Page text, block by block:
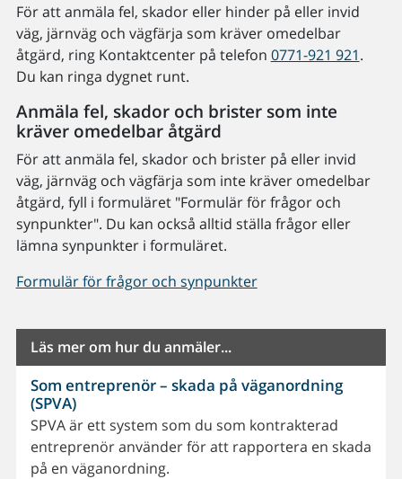
För att anmäla fel, skador eller hinder på eller invid
väg, järnväg och vägfärja som kräver omedelbar
åtgärd, ring Kontaktcenter på telefon 0771-921 921.
Du kan ringa dygnet runt.
Anmäla fel, skador och brister som inte
kräver omedelbar åtgärd
För att anmäla fel, skador och brister på eller invid
väg, järnväg och vägfärja som inte kräver omedelbar
åtgärd, fyll i formuläret "Formulär för frågor och
synpunkter". Du kan också alltid ställa frågor eller
lämna synpunkter i formuläret.
Formulär för frågor och synpunkter
Läs mer om hur du anmäler...
Som entreprenör – skada på väganordning
(SPVA)
SPVA är ett system som du som kontrakterad
entreprenör använder för att rapportera en skada
på en väganordning.